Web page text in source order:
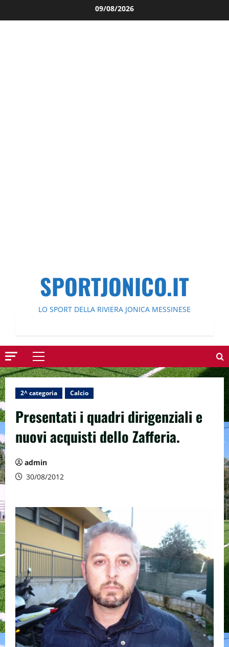
al
09/08/2026
SPORTJONICO.IT
LO SPORT DELLA RIVIERA JONICA MESSINESE
Menu
principale
2^ categoria Calcio
Presentati i quadri dirigenziali e
nuovi acquisti dello Zafferia.
admin
30/08/2012